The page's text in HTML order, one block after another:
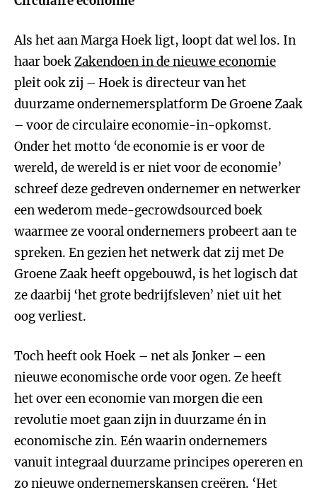
Als het aan Marga Hoek ligt, loopt dat wel los. In
haar boekZakendoen in de nieuwe economie
pleit ook zij – Hoek is directeur van het
duurzame ondernemersplatform De Groene Zaak
– voor de circulaire economie-in-opkomst.
Onder het motto ‘de economie is er voor de
wereld, de wereld is er niet voor de economie’
schreef deze gedreven ondernemer en netwerker
een wederom mede-gecrowdsourced boek
waarmee ze vooral ondernemers probeert aan te
spreken. En gezien het netwerk dat zij met De
Groene Zaak heeft opgebouwd, is het logisch dat
ze daarbij ‘het grote bedrijfsleven’ niet uit het
oog verliest.
Toch heeft ook Hoek – net als Jonker – een
nieuwe economische orde voor ogen. Ze heeft
het over een economie van morgen die een
revolutie moet gaan zijn in duurzame én in
economische zin. Eén waarin ondernemers
vanuit integraal duurzame principes opereren en
zo nieuwe ondernemerskansen creëren. ‘Het